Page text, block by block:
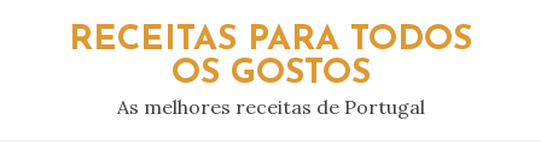
RECEITAS PARA TODOS
OS GOSTOS
As melhores receitas de Portugal